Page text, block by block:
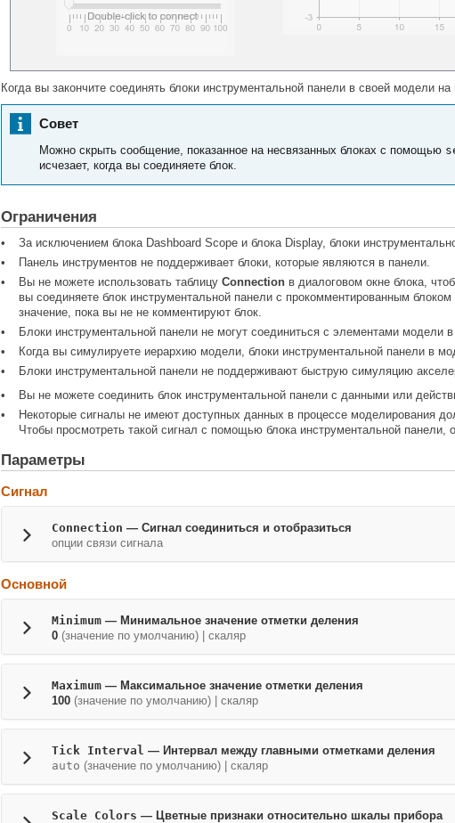
Когда вы закончите соединять блоки инструментальной панели в своей модели
Совет
Можно скрыть сообщение, показанное на несвязанных блоках с помощью
исчезает, когда вы соединяете блок.
Ограничения
За исключением блока Dashboard Scope и блока Display, блоки
Панель инструментов не поддерживает блоки, которые являются в панели.
Вы не можете использовать таблицу Connection в диалоговом окне блока,
вы соединяете блок инструментальной панели с прокомментированным
значение, пока вы не не комментируют блок.
Блоки инструментальной панели не могут соединиться с элементами модели
Когда вы симулируете иерархию модели, блоки инструментальной панели в
Блоки инструментальной панели не поддерживают быструю симуляцию
Вы не можете соединить блок инструментальной панели с данными или
Некоторые сигналы не имеют доступных данных в процессе моделирования
Чтобы просмотреть такой сигнал с помощью блока инструментальной панели,
Параметры
Сигнал
Connection — Сигнал соединиться и отобразиться
опции связи сигнала
Основной
Minimum — Минимальное значение отметки деления
0 (значение по умолчанию) | скаляр
Maximum — Максимальное значение отметки деления
100 (значение по умолчанию) | скаляр
Tick Interval — Интервал между главными отметками деления
auto (значение по умолчанию) | скаляр
Scale Colors — Цветные признаки относительно шкалы прибора